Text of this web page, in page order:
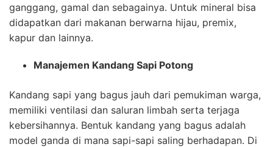
ganggang, gamal dan sebagainya. Untuk mineral bisa
didapatkan dari makanan berwarna hijau, premix,
kapur dan lainnya.
Manajemen Kandang Sapi Potong
Kandang sapi yang bagus jauh dari pemukiman warga,
memiliki ventilasi dan saluran limbah serta terjaga
kebersihannya. Bentuk kandang yang bagus adalah
model ganda di mana sapi-sapi saling berhadapan. Di